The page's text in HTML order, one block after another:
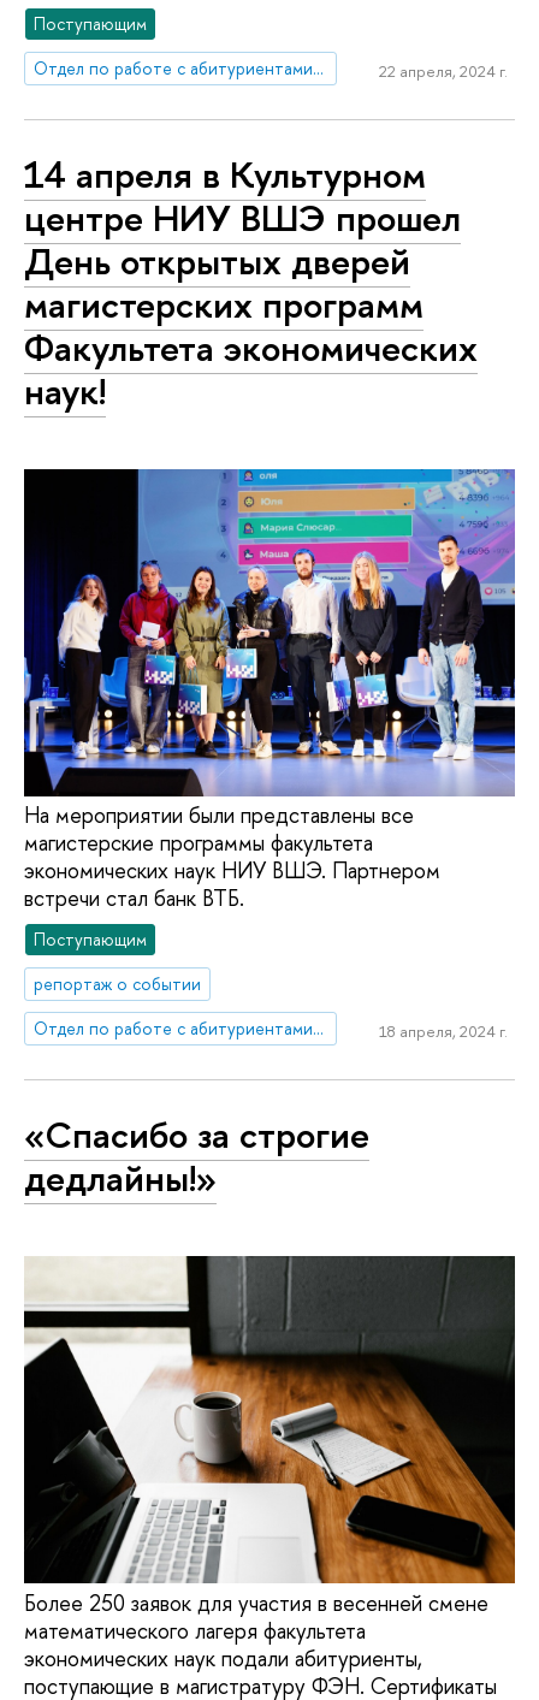
Поступающим
Отдел по работе с абитуриентами, выпускниками и работодателями
22 апреля, 2024 г.
14 апреля в Культурном
центре НИУ ВШЭ прошел
День открытых дверей
магистерских программ
Факультета экономических
наук!
На мероприятии были представлены все
магистерские программы факультета
экономических наук НИУ ВШЭ. Партнером
встречи стал банк ВТБ.
Поступающим
репортаж о событии
Отдел по работе с абитуриентами, выпускниками и работодателями
18 апреля, 2024 г.
«Спасибо за строгие
дедлайны!»
Более 250 заявок для участия в весенней смене
математического лагеря факультета
экономических наук подали абитуриенты,
поступающие в магистратуру ФЭН. Сертификаты